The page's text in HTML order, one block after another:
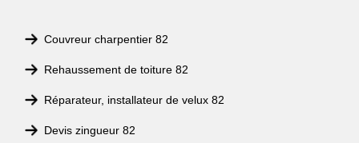
Couvreur charpentier 82
Rehaussement de toiture 82
Réparateur, installateur de velux 82
Devis zingueur 82